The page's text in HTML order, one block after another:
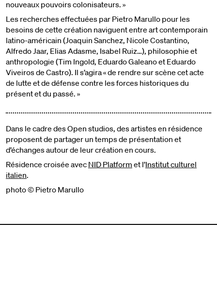
nouveaux pouvoirs colonisateurs. »
Les recherches effectuées par Pietro Marullo pour les
besoins de cette création naviguent entre art contemporain
latino-américain (Joaquin Sanchez, Nicole Costantino,
Alfredo Jaar, Elias Adasme, Isabel Ruiz…), philosophie et
anthropologie (Tim Ingold, Eduardo Galeano et Eduardo
Viveiros de Castro). Il s’agira « de rendre sur scène cet acte
de lutte et de défense contre les forces historiques du
présent et du passé. »
Dans le cadre des Open studios, des artistes en résidence
proposent de partager un temps de présentation et
d’échanges autour de leur création en cours.
Résidence croisée avec NID Platform et l’Institut culturel
italien.
photo © Pietro Marullo